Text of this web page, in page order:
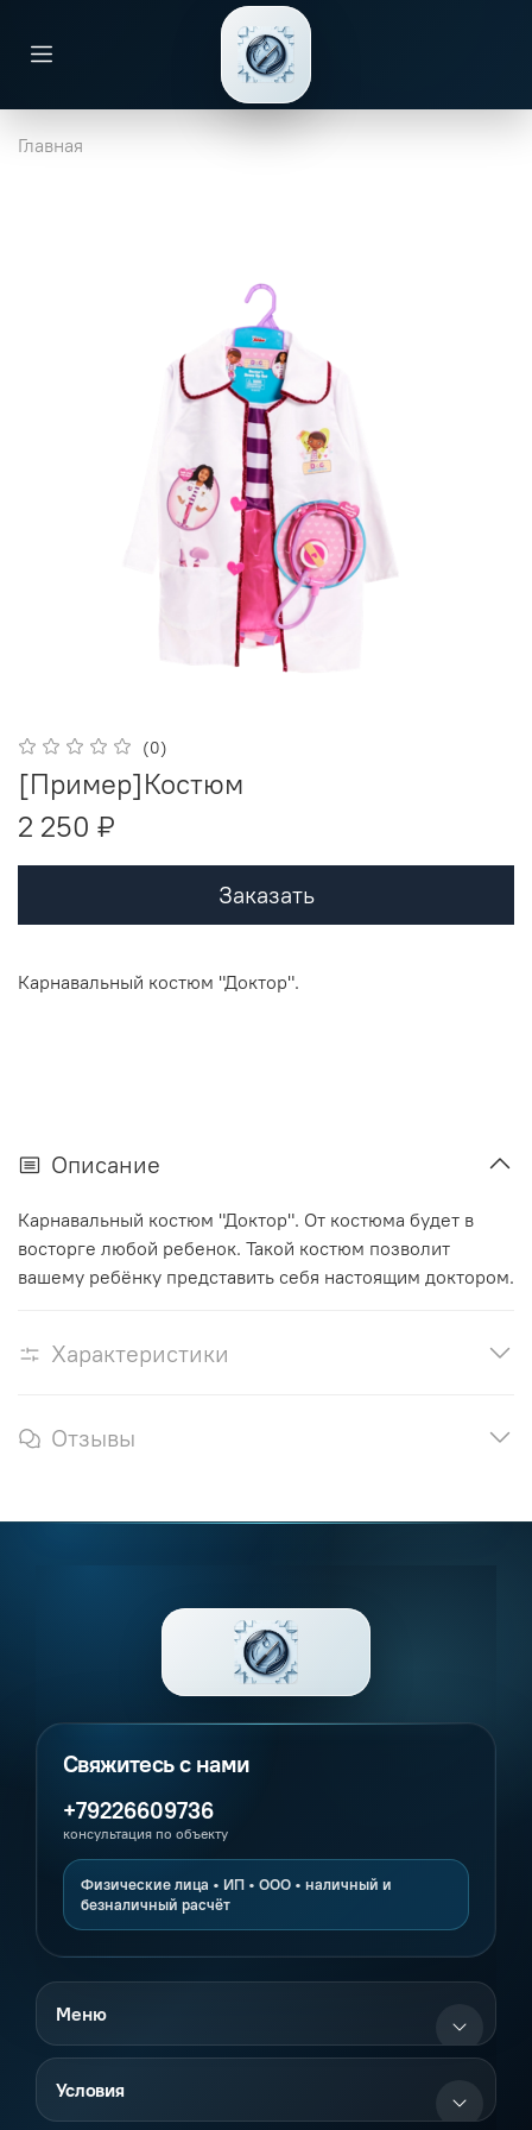
Главная
(0)
[Пример]Костюм
2 250 ₽
Заказать
Карнавальный костюм "Доктор".
Описание
Карнавальный костюм "Доктор". От костюма будет в
восторге любой ребенок. Такой костюм позволит
вашему ребёнку представить себя настоящим доктором.
Характеристики
Отзывы
Меню
Условия
+79226609736
консультация по объекту